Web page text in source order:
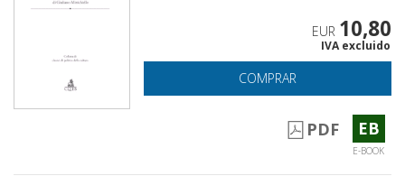
EUR 10,80
IVA excluido
COMPRAR
PDF EB
E-BOOK